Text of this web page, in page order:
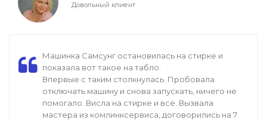
Довольный клиент
Машинка Самсунг остановилась на стирке и
показала вот такое на табло.
Впервые с таким столкнулась. Пробовала
отключать машину и снова запускать, ничего не
помогало. Висла на стирке и всё. Вызвала
мастера из комлинксервиса, договорились на 7